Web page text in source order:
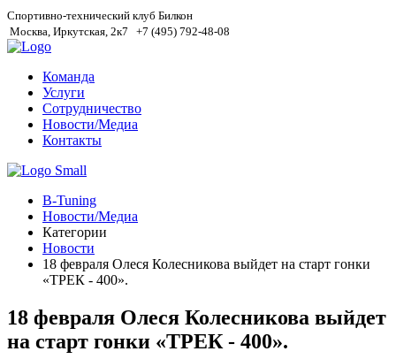
Спортивно-технический клуб Билкон
Москва, Иркутская, 2к7
+7 (495) 792-48-08
Команда
Услуги
Сотрудничество
Новости/Медиа
Контакты
B-Tuning
Новости/Медиа
Категории
Новости
18 февраля Олеся Колесникова выйдет на старт гонки
«ТРЕК - 400».
18 февраля Олеся Колесникова выйдет
на старт гонки «ТРЕК - 400».